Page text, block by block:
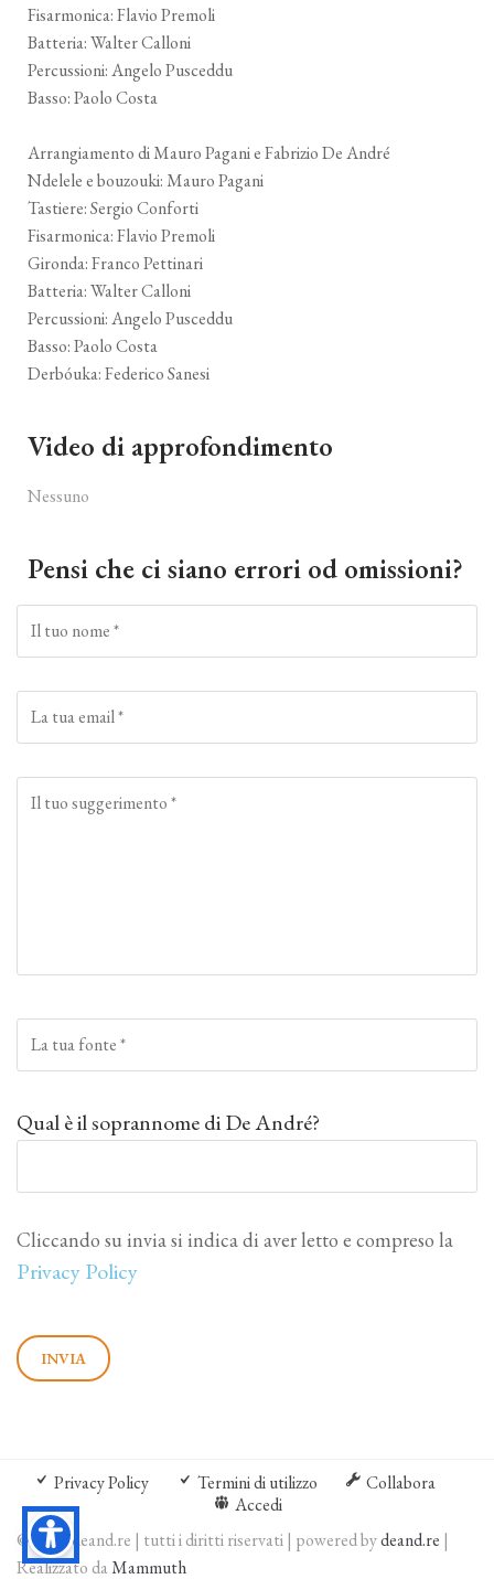
Fisarmonica: Flavio Premoli
Batteria: Walter Calloni
Percussioni: Angelo Pusceddu
Basso: Paolo Costa
Arrangiamento di Mauro Pagani e Fabrizio De André
Ndelele e bouzouki: Mauro Pagani
Tastiere: Sergio Conforti
Fisarmonica: Flavio Premoli
Gironda: Franco Pettinari
Batteria: Walter Calloni
Percussioni: Angelo Pusceddu
Basso: Paolo Costa
Derbóuka: Federico Sanesi
Video di approfondimento
Nessuno
Pensi che ci siano errori od omissioni?
Qual è il soprannome di De André?
Cliccando su invia si indica di aver letto e compreso la
Privacy Policy
Privacy Policy Termini di utilizzo
Collabora
Accedi
© 2026 deand.re | tutti i diritti riservati | powered bydeand.re |
Realizzato daMammuth